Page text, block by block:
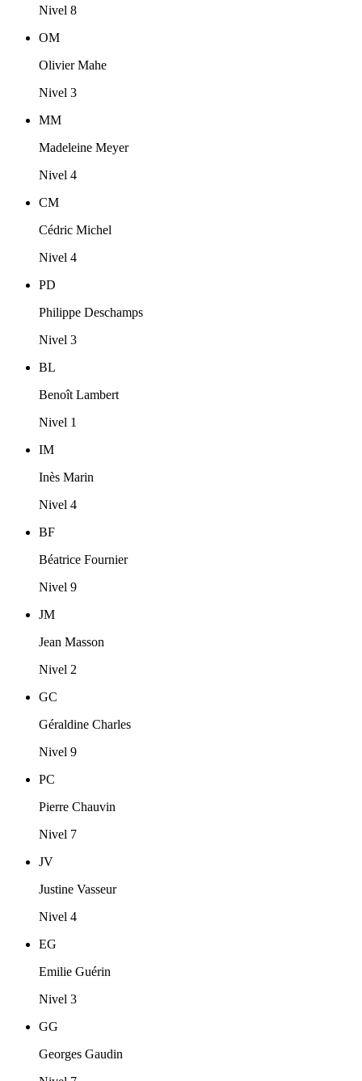
Nivel 8
OM
Olivier Mahe
Nivel 3
MM
Madeleine Meyer
Nivel 4
CM
Cédric Michel
Nivel 4
PD
Philippe Deschamps
Nivel 3
BL
Benoît Lambert
Nivel 1
IM
Inès Marin
Nivel 4
BF
Béatrice Fournier
Nivel 9
JM
Jean Masson
Nivel 2
GC
Géraldine Charles
Nivel 9
PC
Pierre Chauvin
Nivel 7
JV
Justine Vasseur
Nivel 4
EG
Emilie Guérin
Nivel 3
GG
Georges Gaudin